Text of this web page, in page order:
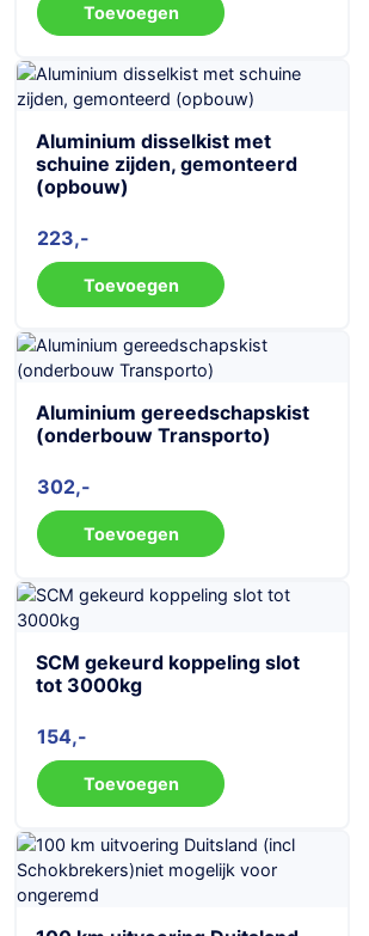
Toevoegen
Aluminium disselkist met
schuine zijden, gemonteerd
(opbouw)
223
Toevoegen
Aluminium gereedschapskist
(onderbouw Transporto)
302
Toevoegen
SCM gekeurd koppeling slot
tot 3000kg
154
Toevoegen